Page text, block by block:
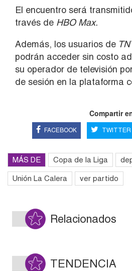
El encuentro será
través de HBO Max.
Además, los usuarios de
podrán acceder sin costo
su operador de televisión
de sesión en la plataforma
Compartir
FACEBOOK TWITTER
MÁS DE Copa de la Liga
Unión La Calera ver partido
Relacionados
TENDENCIA